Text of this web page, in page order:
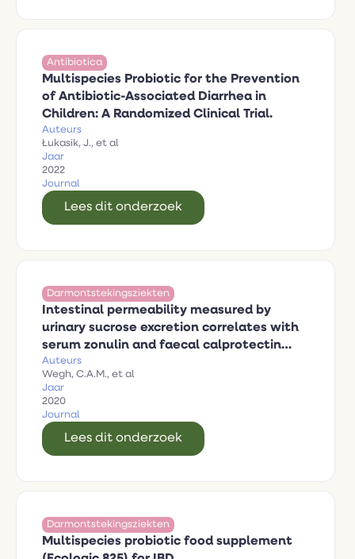
Antibiotica
Multispecies Probiotic for the Prevention
of Antibiotic-Associated Diarrhea in
Children: A Randomized Clinical Trial.
Auteurs
Łukasik, J., et al
Jaar
2022
Journal
Lees dit onderzoek
Darmontstekingsziekten
Intestinal permeability measured by
urinary sucrose excretion correlates with
serum zonulin and faecal calprotectin
concentrations in uc patients in remission
Auteurs
Wegh, C.A.M., et al
Jaar
2020
Journal
Lees dit onderzoek
Darmontstekingsziekten
Multispecies probiotic food supplement